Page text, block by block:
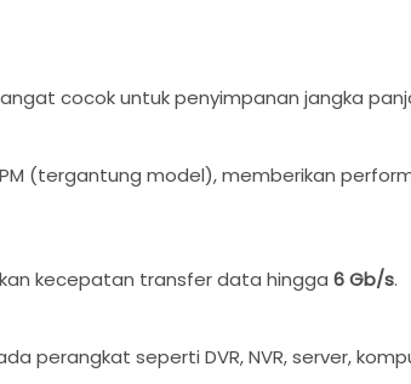
cocok untuk penyimpanan jangka
(tergantung model), memberikan
kecepatan transfer data hingga 6 Gb/s.
perangkat seperti DVR, NVR, server,